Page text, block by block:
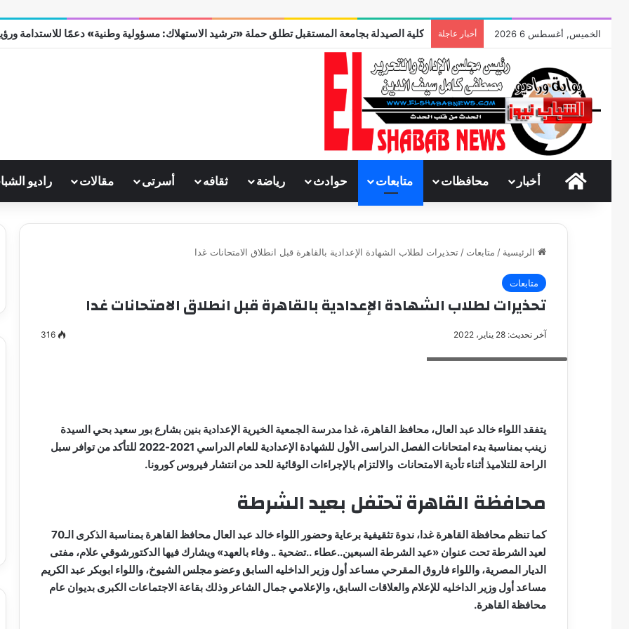
الخميس, أغسطس 6 2026 أخبار عاجلة كلية الصيدلة بجامعة المستقبل تطلق حملة «ترشيد الاستهلاك: مسؤولية وطنية» دعمًا للاستدامة ورؤية
الرئيسية
أخبار محافظات متابعات حوادث رياضة ثقافه أسرتى مقالات راديو
الرئيسية / متابعات / تحذيرات لطلاب الشهادة الإعدادية بالقاهرة قبل انطلاق الامتحانات غدا
متابعات
تحذيرات لطلاب الشهادة الإعدادية بالقاهرة قبل انطلاق الامتحانات غدا
آخر تحديث: 28 يناير، 2022 316
يتفقد اللواء خالد عبد العال، محافظ القاهرة، غدا مدرسة الجمعية الخيرية الإعدادية بنين بشارع بور سعيد بحي السيدة
زينب بمناسبة بدء امتحانات الفصل الدراسى الأول للشهادة الإعدادية للعام الدراسي 2021-2022 للتأكد من توافر سبل
الراحة للتلاميذ أثناء تأدية الامتحانات والالتزام بالإجراءات الوقائية للحد من انتشار فيروس كورونا.
محافظة القاهرة تحتفل بعيد الشرطة
كما تنظم محافظة القاهرة غدا، ندوة تثقيفية برعاية وحضور اللواء خالد عبد العال محافظ القاهرة بمناسبة الذكرى الـ70
لعيد الشرطة تحت عنوان «عيد الشرطة السبعين..عطاء ..تضحية .. وفاء بالعهد» ويشارك فيها الدكتورشوقي علام، مفتى
الديار المصرية، واللواء فاروق المقرحي مساعد أول وزير الداخليه السابق وعضو مجلس الشيوخ، واللواء ابوبكر عبد الكريم
مساعد أول وزير الداخليه للإعلام والعلاقات السابق، والإعلامي جمال الشاعر وذلك بقاعة الاجتماعات الكبرى بديوان عام
محافظة القاهرة.
سيف
الدين
….
يكتب
عطوه
مصطفى كامل سيف الدين …. يكتب
مايسه عطوه كليوباترا القرن 21
سيف
الدين
….
يكتب
ميلاد جديد